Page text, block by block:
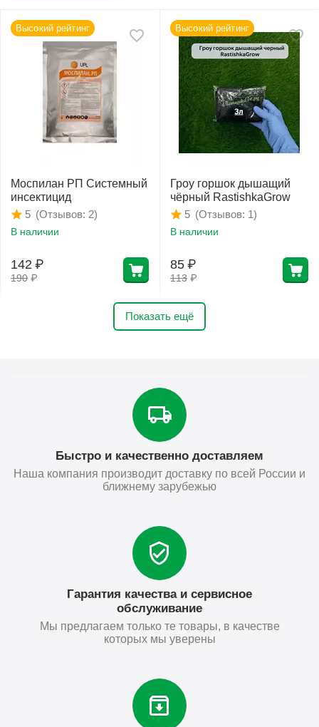
Высокий рейтинг
Моспилан РП Системный
инсектицид
(Отзывов: 2)
5
В наличии
190 ₽
142 ₽
Высокий рейтинг
Гроу горшок дышащий
чёрный RastishkaGrow
(Отзывов: 1)
5
В наличии
113 ₽
85 ₽
Показать ещё
Быстро и качественно доставляем
Наша компания производит доставку по всей России и
ближнему зарубежью
Гарантия качества и сервисное
обслуживание
Мы предлагаем только те товары, в качестве
которых мы уверены